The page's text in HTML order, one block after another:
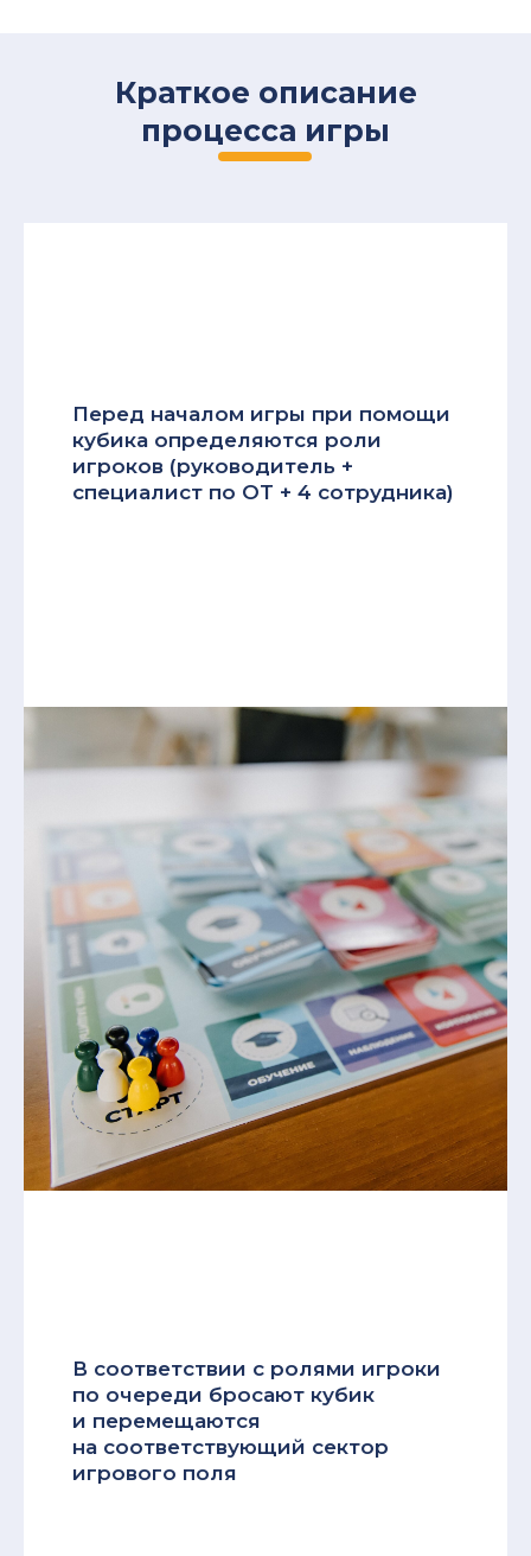
Краткое описание
процесса игры
Перед началом игры при помощи
кубика определяются роли
игроков (руководитель +
специалист по ОТ + 4 сотрудника)
В соответствии с ролями игроки
по очереди бросают кубик
и перемещаются
на соответствующий сектор
игрового поля